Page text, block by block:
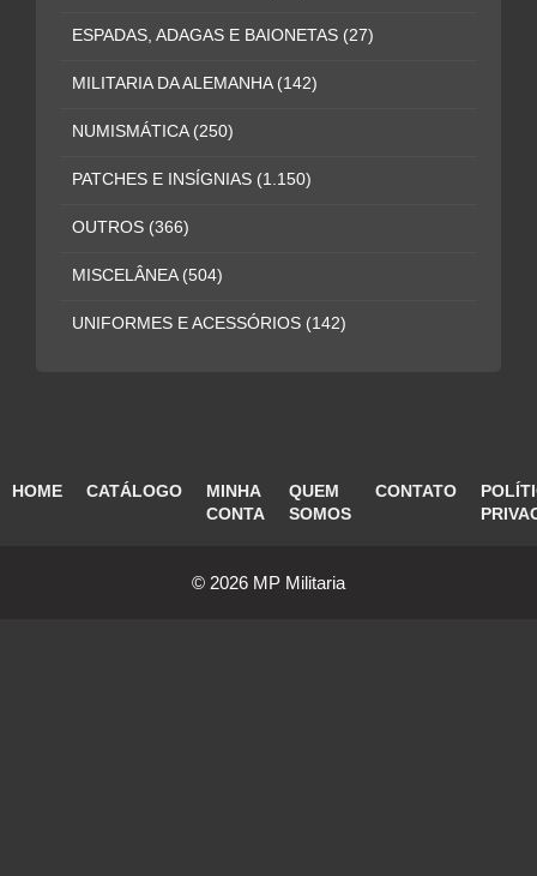
ESPADAS, ADAGAS E BAIONETAS (27)
MILITARIA DA ALEMANHA (142)
NUMISMÁTICA (250)
PATCHES E INSÍGNIAS (1.150)
OUTROS (366)
MISCELÂNEA (504)
UNIFORMES E ACESSÓRIOS (142)
HOME CATÁLOGO
MINHA
CONTA
QUEM
SOMOS
CONTATO
© 2026 MP Militaria